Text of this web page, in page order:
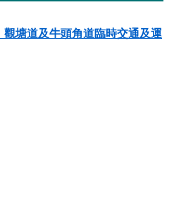
塘道及牛頭角道臨時交通及運